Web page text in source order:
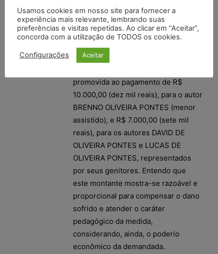
econômicas do causador do dano,
incapaz de sancionar sua conduta
ilícita e coibir a reincidência na
prática de tal ofensa.
promovida ao pagamento de R$
10.000,00 (dez mil reais), para o autor
BRENNO OLIVEIRA PONTES (menor
assistido), e R$ 7.000,00 (sete mil
reais), para os autores DAVID DE
OLIVEIRA PONTES e LUCAS DE
OLIVEIRA PONTES, representados
por seus genitores. Entendo que
este montante mostra-se razoável e
proporcional para compensar o dano
sofrido e atender o caráter
pedagógico da medida,
considerando, ainda, o poderio
econômico da demandada.
Usamos cookies em nosso site para fornecer a
experiência mais relevante, lembrando suas
preferências e visitas repetidas. Ao clicar em “Aceitar”,
concorda com a utilização de TODOS os cookies.
Configurações Aceitar